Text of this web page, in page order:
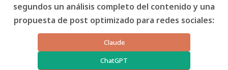
segundos un análisis completo del contenido y una
propuesta de post optimizado para redes sociales:
Claude
ChatGPT